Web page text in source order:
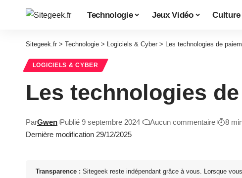
Technologie Jeux Vidéo Culture
Sitegeek.fr > Technologie > Logiciels & Cyber > Les technologies de
LOGICIELS & CYBER
Les technologies
Dernière modification 29/12/2025
ParGwen Publié 9 septembre 2024 Aucun commentaire 8
Transparence : Sitegeek reste indépendant grâce à vous. Lorsque